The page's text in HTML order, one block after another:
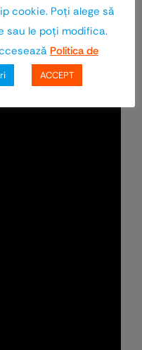
cookie. Poţi alege să
sau le poţi modifica.
Politica de
ACCEPT